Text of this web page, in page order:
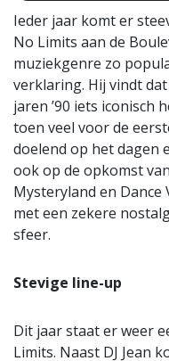
Ieder jaar komt er
No Limits aan de
muziekgenre zo
verklaring. Hij vindt dat
jaren ’90 iets iconisch
toen veel voor de
doelend op het dagen
ook op de opkomst
Mysteryland en Dance
met een zekere
sfeer.
Stevige line-up
Dit jaar staat er weer
Limits. Naast DJ Jean